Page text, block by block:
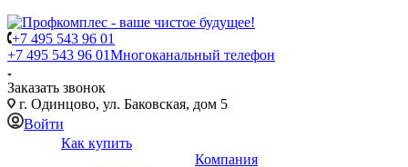
+7 495 543 96 01
+7 495 543 96 01Многоканальный телефон
Заказать звонок
г. Одинцово, ул. Баковская, дом 5
Войти
Как купить
Компания